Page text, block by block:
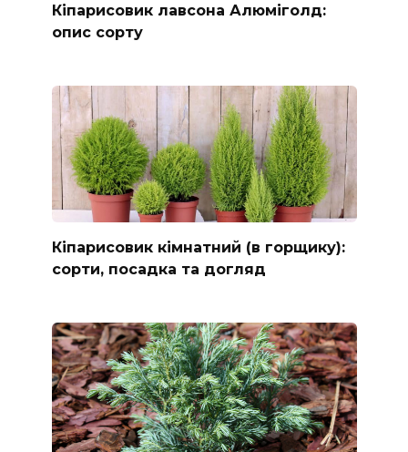
Кіпарисовик лавсона Алюміголд:
опис сорту
Кіпарисовик кімнатний (в горщику):
сорти, посадка та догляд